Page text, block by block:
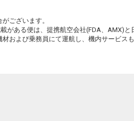
652便
クラスJを利用する
ございます。
がある便は、提携航空会社(FDA、AMX)と
および乗務員にて運航し、機内サービス